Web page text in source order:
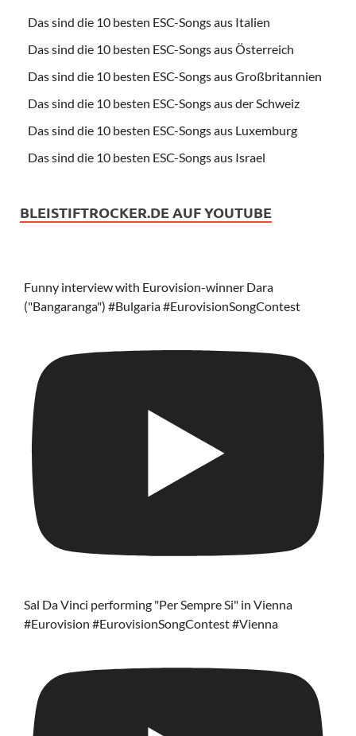
Das sind die 10 besten ESC-Songs aus Italien
Das sind die 10 besten ESC-Songs aus Österreich
Das sind die 10 besten ESC-Songs aus Großbritannien
Das sind die 10 besten ESC-Songs aus der Schweiz
Das sind die 10 besten ESC-Songs aus Luxemburg
Das sind die 10 besten ESC-Songs aus Israel
BLEISTIFTROCKER.DE AUF YOUTUBE
Funny interview with Eurovision-winner Dara
("Bangaranga") #Bulgaria #EurovisionSongContest
Sal Da Vinci performing "Per Sempre Si" in Vienna
#Eurovision #EurovisionSongContest #Vienna